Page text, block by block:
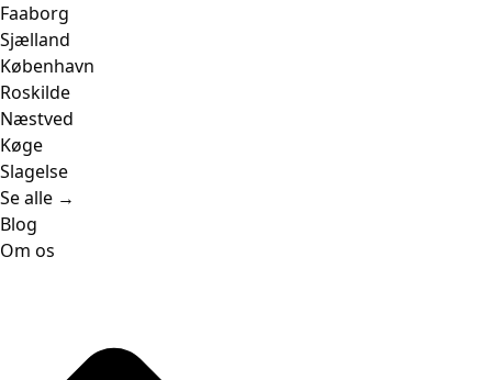
Faaborg
Sjælland
København
Roskilde
Næstved
Køge
Slagelse
Se alle →
Blog
Om os